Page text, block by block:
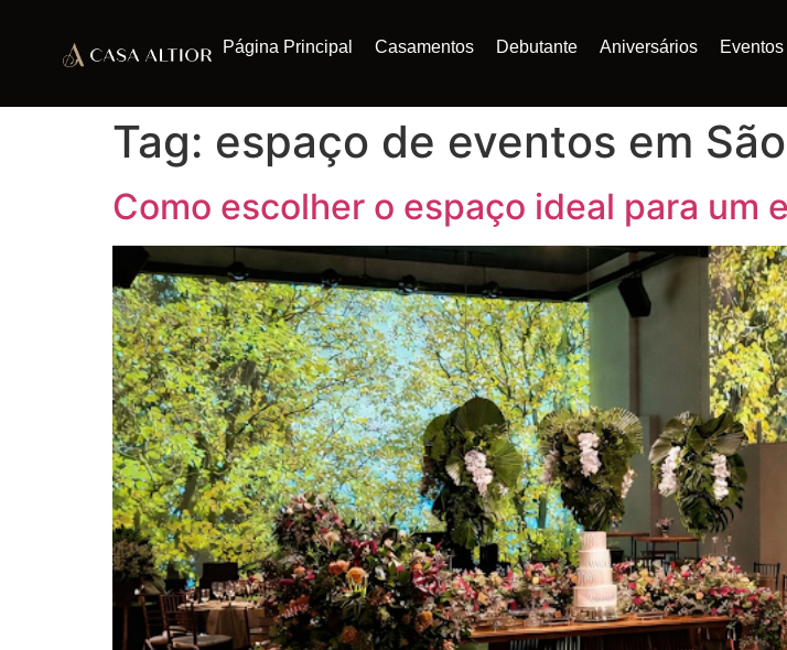
Página Principal Casamentos Debutante Aniversários
Tag: espaço de eventos em
Como escolher o espaço ideal para um